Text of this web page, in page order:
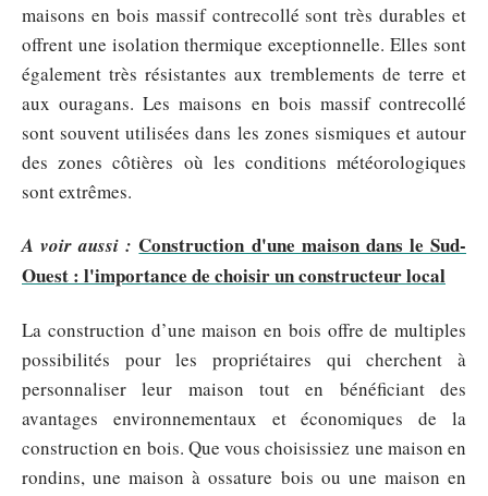
maisons en bois massif contrecollé sont très durables et
offrent une isolation thermique exceptionnelle. Elles sont
également très résistantes aux tremblements de terre et
aux ouragans. Les maisons en bois massif contrecollé
sont souvent utilisées dans les zones sismiques et autour
des zones côtières où les conditions météorologiques
sont extrêmes.
A voir aussi : Construction d'une maison dans le Sud-
Ouest : l'importance de choisir un constructeur local
La construction d’une maison en bois offre de multiples
possibilités pour les propriétaires qui cherchent à
personnaliser leur maison tout en bénéficiant des
avantages environnementaux et économiques de la
construction en bois. Que vous choisissiez une maison en
rondins, une maison à ossature bois ou une maison en